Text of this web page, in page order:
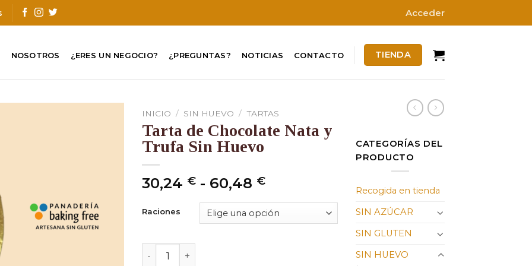
Acceder
NOSOTROS ¿ERES UN NEGOCIO? ¿PREGUNTAS? NOTICIAS CONTACTO TIENDA
INICIO / SIN HUEVO / TARTAS
Tarta de Chocolate Nata y
Trufa Sin Huevo
30,24 € - 60,48 €Rango
precios:
desde
Raciones
Tarta de Chocolate Nata y Trufa Sin Huevo cantidad
CATEGORÍAS DEL
PRODUCTO
Recogida en tienda
SIN AZÚCAR
SIN GLUTEN
SIN HUEVO